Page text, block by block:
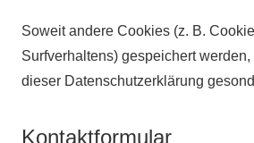
Soweit andere Cookies (z. B.
Surfverhaltens) gespeichert
dieser Datenschutzerklärung
Kontaktformular